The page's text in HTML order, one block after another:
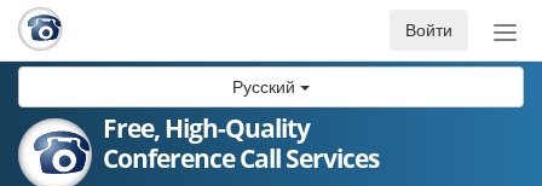
Русский
Войти
Free, High-Quality
Conference Call Services